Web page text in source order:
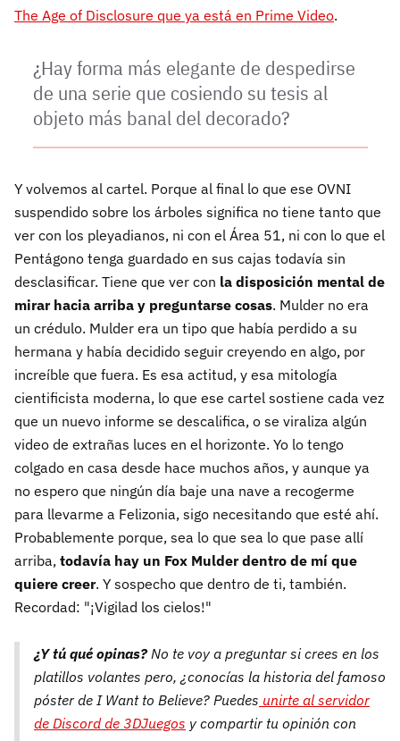
The Age of Disclosure que ya está en Prime Video.
¿Hay forma más elegante de despedirse
de una serie que cosiendo su tesis al
objeto más banal del decorado?
Y volvemos al cartel. Porque al final lo que ese OVNI
suspendido sobre los árboles significa no tiene tanto que
ver con los pleyadianos, ni con el Área 51, ni con lo que el
Pentágono tenga guardado en sus cajas todavía sin
desclasificar. Tiene que ver con la disposición mental de
mirar hacia arriba y preguntarse cosas. Mulder no era
un crédulo. Mulder era un tipo que había perdido a su
hermana y había decidido seguir creyendo en algo, por
increíble que fuera. Es esa actitud, y esa mitología
cientificista moderna, lo que ese cartel sostiene cada vez
que un nuevo informe se descalifica, o se viraliza algún
video de extrañas luces en el horizonte. Yo lo tengo
colgado en casa desde hace muchos años, y aunque ya
no espero que ningún día baje una nave a recogerme
para llevarme a Felizonia, sigo necesitando que esté ahí.
Probablemente porque, sea lo que sea lo que pase allí
arriba, todavía hay un Fox Mulder dentro de mí que
quiere creer. Y sospecho que dentro de ti, también.
Recordad: "¡Vigilad los cielos!"
¿Y tú qué opinas?No te voy a preguntar si crees en los
platillos volantes pero, ¿conocías la historia del famoso
póster de I Want to Believe? Puedes unirte al servidor
de Discord de 3DJuegos y compartir tu opinión con